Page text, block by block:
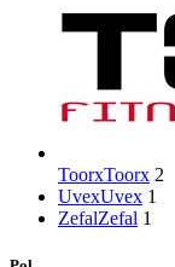
ToorxToorx 2
UvexUvex 1
ZefalZefal 1